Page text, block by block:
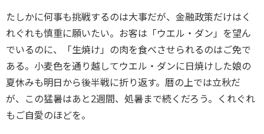
たしかに何事も挑戦するのは大事だが、金融政策だけはく
れぐれも慎重に願いたい。お客は「ウエル・ダン」を望ん
でいるのに、「生焼け」の肉を食べさせられるのはご免で
ある。小麦色を通り越してウエル・ダンに日焼けした娘の
夏休みも明日から後半戦に折り返す。暦の上では立秋だ
が、この猛暑はあと2週間、処暑まで続くだろう。くれぐれ
もご自愛のほどを。